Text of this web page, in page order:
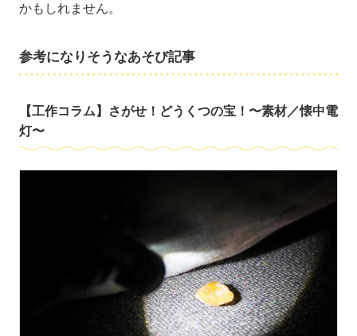
かもしれません。
参考になりそうなあそび記事
【工作コラム】さがせ！どうくつの宝！〜素材／懐中電
灯〜